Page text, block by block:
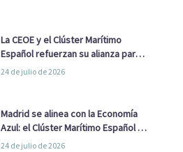
La CEOE y el Clúster Marítimo
Español refuerzan su alianza para
impulsar una estrategia Nacional
24 de julio de 2026
Madrid se alinea con la Economía
Azul: el Clúster Marítimo Español y
la Real Liga Naval avanzan alianzas
24 de julio de 2026